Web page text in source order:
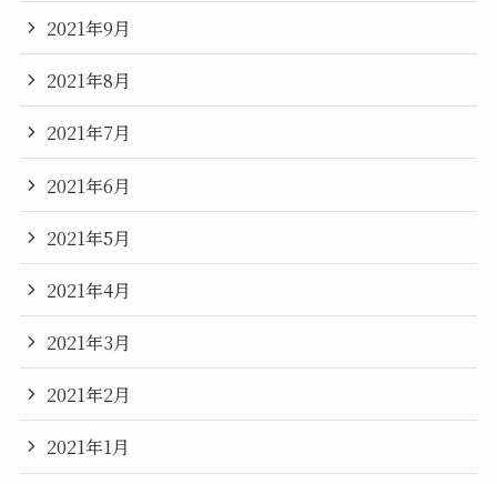
2021年9月
2021年8月
2021年7月
2021年6月
2021年5月
2021年4月
2021年3月
2021年2月
2021年1月